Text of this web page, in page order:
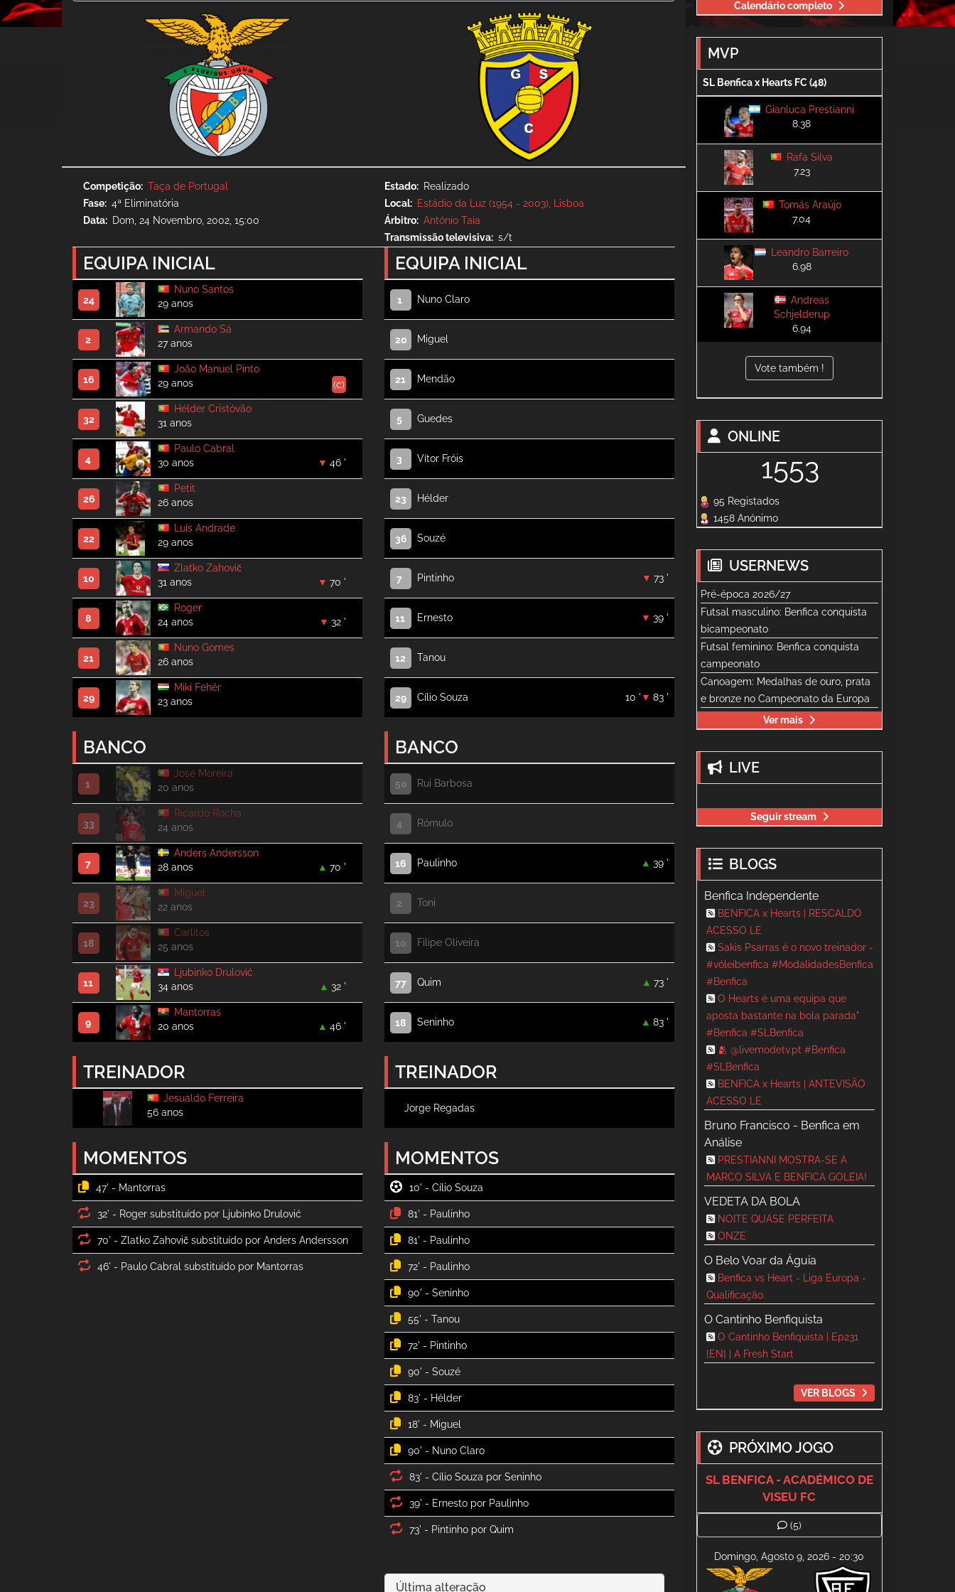
Competição
Taça de Portugal
Fase
4ª Eliminatória
Data
Dom, 24 Novembro, 2002, 15:00
Estado
Realizado
Local
Estádio da Luz (1954 - 2003), Lisboa
Árbitro
António Taia
Transmissão televisiva
s/t
EQUIPA INICIAL
24
Nuno Santos
29 anos
2
Armando Sá
27 anos
16
João Manuel Pinto
(c)
29 anos
32
Hélder Cristóvão
31 anos
4
Paulo Cabral
30 anos
46 '
26
Petit
26 anos
22
Luís Andrade
29 anos
10
Zlatko Zahovič
31 anos
70 '
8
Roger
24 anos
32 '
21
Nuno Gomes
26 anos
29
Miki Fehér
23 anos
BANCO
1
José Moreira
20 anos
33
Ricardo Rocha
24 anos
7
Anders Andersson
28 anos
70 '
23
Miguel
22 anos
18
Carlitos
25 anos
11
Ljubinko Drulović
34 anos
32 '
9
Mantorras
20 anos
46 '
TREINADOR
Jesualdo Ferreira
56 anos
MOMENTOS
47' -
32' -
70' -
46' -
EQUIPA INICIAL
1 Nuno Claro
20 Miguel
21 Mendão
5 Guedes
3 Vítor Fróis
23 Hélder
36 Souzé
7 Pintinho 73 '
11 Ernesto 39 '
12 Tanou
29 Cílio Souza 83 '
10 '
BANCO
50 Rui Barbosa
4 Rómulo
16 Paulinho 39 '
2 Toni
10 Filipe Oliveira
77 Quim 73 '
18 Seninho 83 '
TREINADOR
Jorge Regadas
MOMENTOS
10' -
81' - Paulinho
81' - Paulinho
72' - Paulinho
90' - Seninho
55' - Tanou
72' - Pintinho
90' - Souzé
83' - Hélder
18' -
90' - Nuno Claro
83' - Cílio Souza por Seninho
39' - Ernesto por Paulinho
73' -
Última alteração
Calendário completo
MVP
SL Benfica x Hearts FC (48)
Gianluca Prestianni
8.38
Rafa Silva
7.23
Tomás Araújo
7.04
Leandro Barreiro
6.98
Andreas
Schjelderup
6.94
Vote também !
ONLINE
1553
95 Registados
1458 Anónimo
USERNEWS
Pré-época 2026/27
Futsal masculino: Benfica conquista
bicampeonato
Futsal feminino: Benfica conquista
campeonato
Canoagem: Medalhas de ouro, prata
e bronze no Campeonato da Europa
Ver mais
LIVE
Seguir stream
BLOGS
Benfica Independente
BENFICA x Hearts | RESCALDO
ACESSO LE
Sakis Psarras é o novo treinador -
#vóleibenfica #ModalidadesBenfica
#Benfica
O Hearts é uma equipa que
aposta bastante na bola parada"
#Benfica #SLBenfica
🫂 @livemodetv.pt #Benfica
#SLBenfica
BENFICA x Hearts | ANTEVISÃO
ACESSO LE
Bruno Francisco - Benfica em
Análise
PRESTIANNI MOSTRA-SE A
MARCO SILVA E BENFICA GOLEIA!
VEDETA DA BOLA
NOITE QUASE PERFEITA
ONZE
O Belo Voar da Águia
Benfica vs Heart - Liga Europa -
Qualificação.
O Cantinho Benfiquista
O Cantinho Benfiquista | Ep231
[EN] | A Fresh Start
VER BLOGS
PRÓXIMO JOGO
SL BENFICA - ACADÉMICO DE
VISEU FC
(5)
Domingo, Agosto 9, 2026 - 20:30